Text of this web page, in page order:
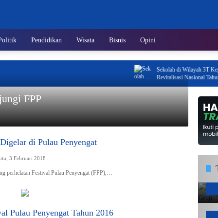
Pendidikan Wisata Bisnis Opini
Sekolah di Wilayah 3T Kepri
Revitalisasi Nasional Tahun
FPP
di Pulau Penyengat
3 Februari 2018
perhelatan Festival Pulau Penyengat (FPP),…
Pulau Penyengat Tahun 2016